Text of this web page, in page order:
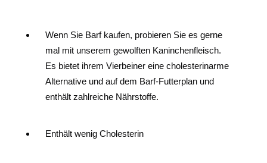
Wenn Sie Barf kaufen, probieren Sie es gerne
mal mit unserem gewolften Kaninchenfleisch.
Es bietet ihrem Vierbeiner eine cholesterinarme
Alternative und auf dem Barf-Futterplan und
enthält zahlreiche Nährstoffe.
Enthält wenig Cholesterin